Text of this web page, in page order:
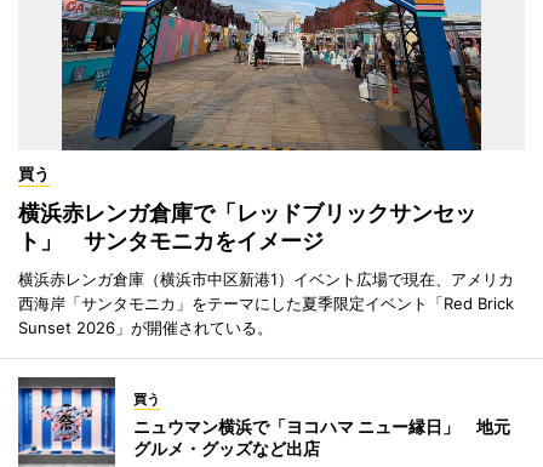
買う
横浜赤レンガ倉庫で「レッドブリックサンセッ
ト」 サンタモニカをイメージ
横浜赤レンガ倉庫（横浜市中区新港1）イベント広場で現在、アメリカ
西海岸「サンタモニカ」をテーマにした夏季限定イベント「Red Brick
Sunset 2026」が開催されている。
買う
ニュウマン横浜で「ヨコハマ ニュー縁日」 地元
グルメ・グッズなど出店